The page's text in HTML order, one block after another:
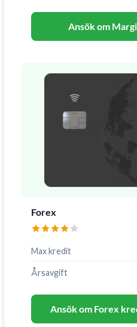
Ansök om
Forex
Max kredit
Årsavgift
Ansök om Forex